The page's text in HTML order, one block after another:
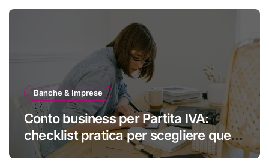
Banche & Imprese
Conto business per Partita IVA:
checklist pratica per scegliere quello
giusto